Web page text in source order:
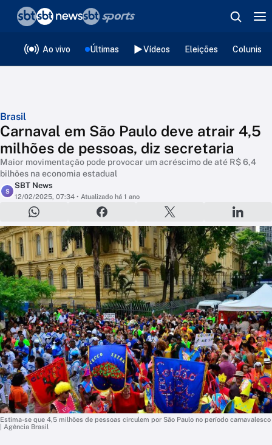
Ao vivo Últimas Vídeos Eleições
Brasil
Carnaval em São Paulo deve atrair 4,5
milhões de pessoas, diz secretaria
Maior movimentação pode provocar um acréscimo de até R$ 6,4
bilhões na economia estadual
S
SBT News
12/02/2025, 07:34 • Atualizado há 1 ano
Estima-se que 4,5 milhões de pessoas circulem por São Paulo no período carnavalesco
| Agência Brasil
❮voltar
Editorias